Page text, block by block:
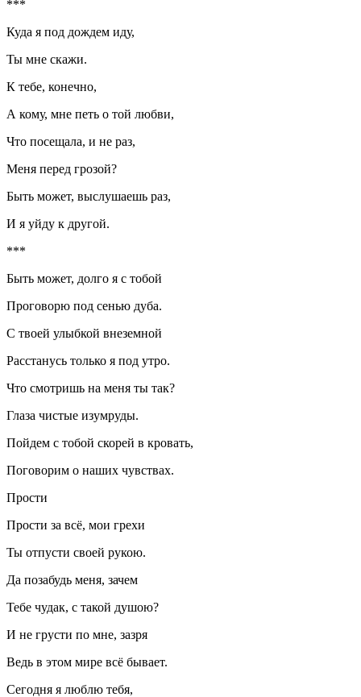
***
Куда я под дождем иду,
Ты мне скажи.
К тебе, конечно,
А кому, мне петь о той любви,
Что посещала, и не раз,
Меня перед грозой?
Быть может, выслушаешь раз,
И я уйду к другой.
***
Быть может, долго я с тобой
Проговорю под сенью дуба.
С твоей улыбкой внеземной
Расстанусь только я под утро.
Что смотришь на меня ты так?
Глаза чистые изумруды.
Пойдем с тобой скорей в кровать,
Поговорим о наших чувствах.
Прости
Прости за всё, мои грехи
Ты отпусти своей рукою.
Да позабудь меня, зачем
Тебе чудак, с такой душою?
И не грусти по мне, зазря
Ведь в этом мире всё бывает.
Сегодня я люблю тебя,